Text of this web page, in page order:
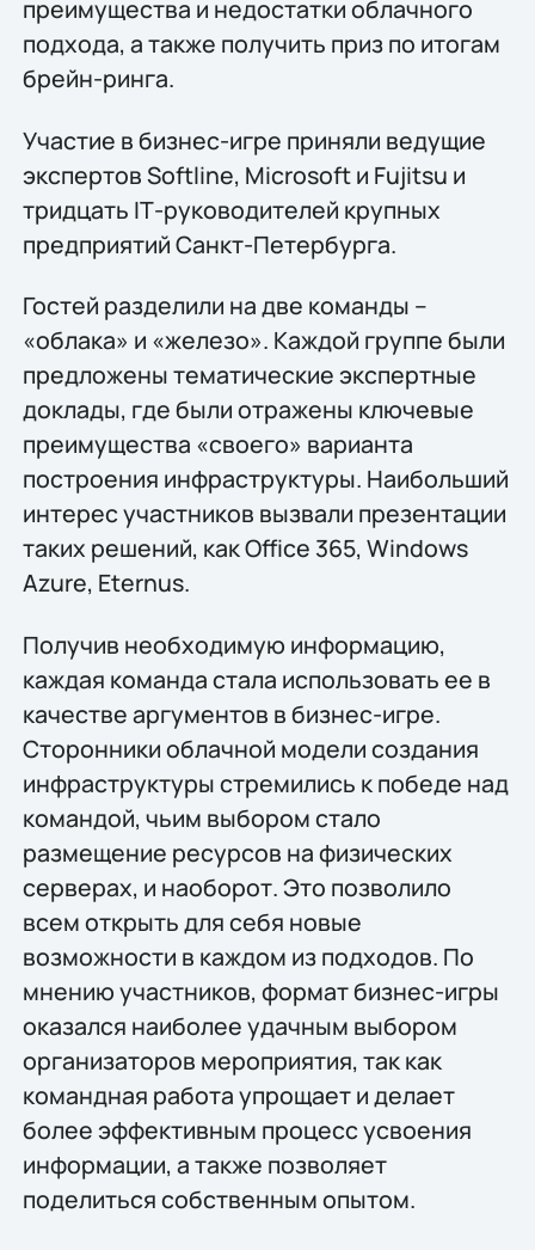
преимущества и недостатки облачного
подхода, а также получить приз по итогам
брейн-ринга.
Участие в бизнес-игре приняли ведущие
экспертов Softline, Microsoft и Fujitsu и
тридцать IТ-руководителей крупных
предприятий Санкт-Петербурга.
Гостей разделили на две команды –
«облака» и «железо». Каждой группе были
предложены тематические экспертные
доклады, где были отражены ключевые
преимущества «своего» варианта
построения инфраструктуры. Наибольший
интерес участников вызвали презентации
таких решений, как Office 365, Windows
Azure, Eternus.
Получив необходимую информацию,
каждая команда стала использовать ее в
качестве аргументов в бизнес-игре.
Сторонники облачной модели создания
инфраструктуры стремились к победе над
командой, чьим выбором стало
размещение ресурсов на физических
серверах, и наоборот. Это позволило
всем открыть для себя новые
возможности в каждом из подходов. По
мнению участников, формат бизнес-игры
оказался наиболее удачным выбором
организаторов мероприятия, так как
командная работа упрощает и делает
более эффективным процесс усвоения
информации, а также позволяет
поделиться собственным опытом.